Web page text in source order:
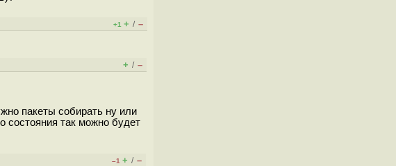
+1 + / –
+ / –
пакеты собирать ну или
состояния так можно будет
–1 + / –